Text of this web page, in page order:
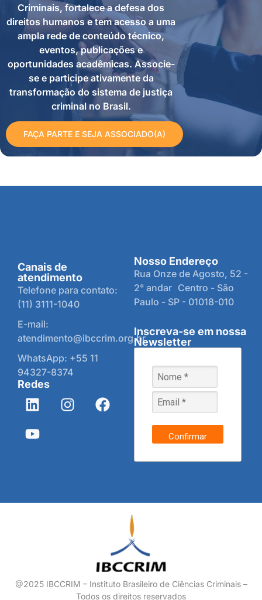
Criminais, fortalece a defesa dos
direitos humanos e tem acesso a uma
ampla rede de conteúdo técnico,
eventos, publicações e
oportunidades acadêmicas. Associe-
se e participe ativamente da
transformação do sistema de justiça
criminal no Brasil.
FAÇA PARTE E SEJA ASSOCIADO(A)
Canais de
atendimento
Telefone para contato:
(11) 3111-1040
E-mail:
atendimento@ibccrim.org.br
WhatsApp: +55 11
94327-8374
Redes
Nosso Endereço
Rua Onze de Agosto, 52 -
2° andar Centro - São
Paulo - SP - 01018-010
Inscreva-se em nossa
Newsletter
Confirmar
@2025 IBCCRIM – Instituto Brasileiro de Ciências Criminais –
Todos os direitos reservados